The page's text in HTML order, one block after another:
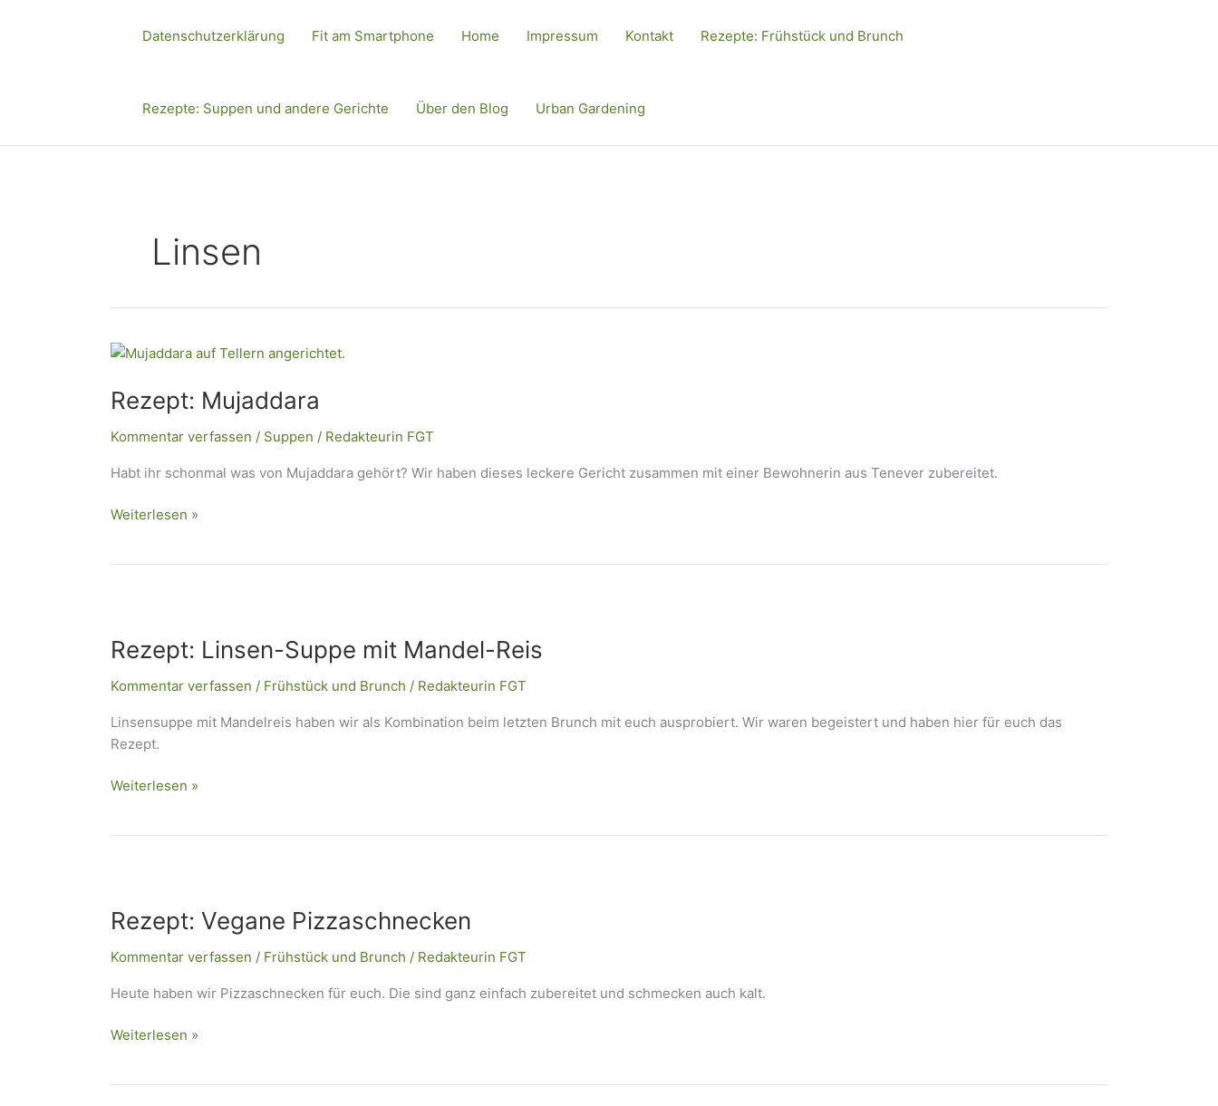
Datenschutzerklärung Fit am Smartphone Home Impressum Kontakt Rezepte: Frühstück und Brunch
Rezepte: Suppen und andere Gerichte Über den Blog Urban Gardening
Linsen
Rezept: Mujaddara
Kommentar verfassen / Suppen / Redakteurin FGT
Habt ihr schonmal was von Mujaddara gehört? Wir haben dieses leckere Gericht zusammen mit einer Bewohnerin aus Tenever zubereitet.
Rezept:
Weiterlesen »
Rezept: Linsen-Suppe mit Mandel-Reis
Kommentar verfassen / Frühstück und Brunch / Redakteurin FGT
Linsensuppe mit Mandelreis haben wir als Kombination beim letzten Brunch mit euch ausprobiert. Wir waren begeistert und haben hier für euch das
Rezept.
Suppe
Mandel-
Weiterlesen »
Rezept: Vegane Pizzaschnecken
Kommentar verfassen / Frühstück und Brunch / Redakteurin FGT
Heute haben wir Pizzaschnecken für euch. Die sind ganz einfach zubereitet und schmecken auch kalt.
Pizzaschnecken
Weiterlesen »